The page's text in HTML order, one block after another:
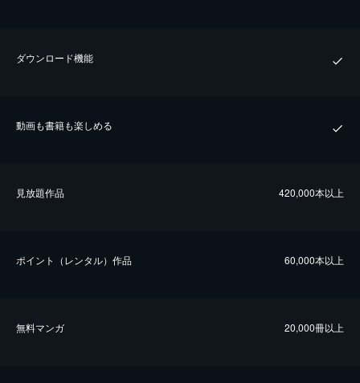
ダウンロード機能
動画も書籍も楽しめる
⾒放題作品 420,000本以上
ポイント（レンタル）作品 60,000本以上
無料マンガ 20,000冊以上